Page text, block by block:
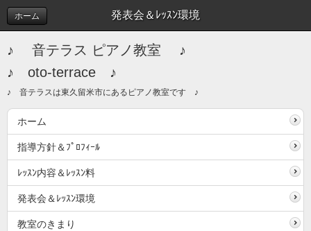
発表会＆ﾚｯｽﾝ環境
ホーム
♪ 音テラス ピアノ教室 ♪
♪ oto-terrace ♪
♪ 音テラスは東久留米市にあるピアノ教室です ♪
ホーム
指導方針＆ﾌﾟﾛﾌｨｰﾙ
ﾚｯｽﾝ内容＆ﾚｯｽﾝ料
発表会＆ﾚｯｽﾝ環境
教室のきまり